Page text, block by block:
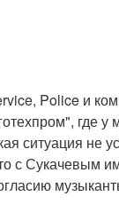
Police и
где у
ситуация не
с Сукачевым